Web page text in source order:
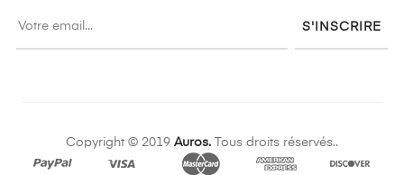
S'INSCRIRE
Copyright © 2019 Auros. Tous droits réservés..